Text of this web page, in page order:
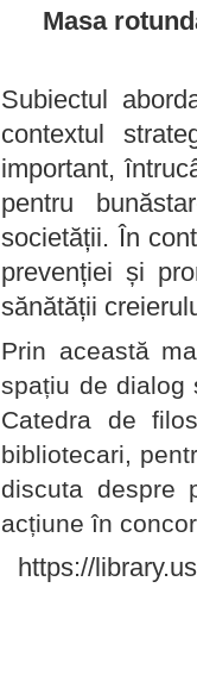
Masa
Subiectul
contextul
important,
pentru
societății. În
prevenției și
sănătății
Prin această
spațiu de dialog
Catedra de
bibliotecari,
discuta despre
acțiune în
https://